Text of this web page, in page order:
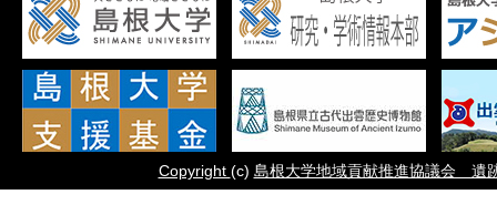
Copyright (c) 島根大学地域貢献推進協議会 遺